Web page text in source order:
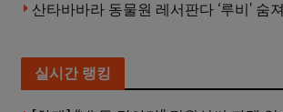
산타바바라 동물원 레서판다 ‘루비’ 숨져
실시간 랭킹